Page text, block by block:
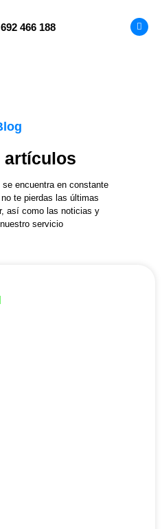
692 466 188
artículos
encuentra en constante
te pierdas las últimas
así como las noticias y
servicio